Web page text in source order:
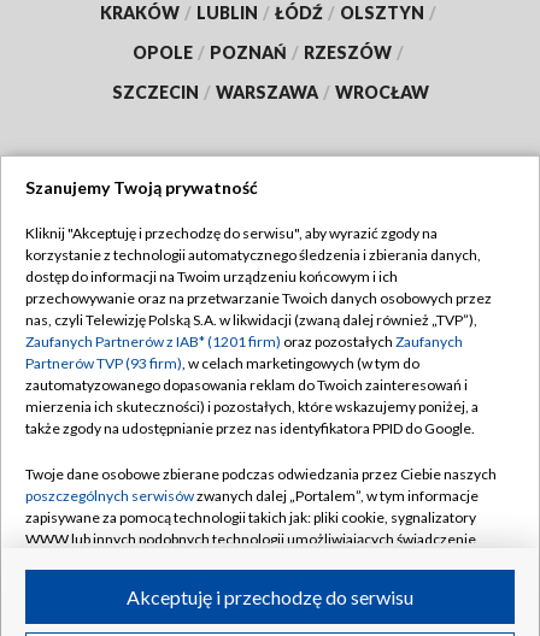
KRAKÓW / LUBLIN / ŁÓDŹ / OLSZTYN /
OPOLE / POZNAŃ / RZESZÓW /
SZCZECIN / WARSZAWA / WROCŁAW
TVP
Abonament TVP
Emisja w TVP
Centrum informacji TVP
Naziemna Telewizja Cyfrowa
Rada Programowa
System NOS
Informacje o nadawcy
Program dla prasy
Regulamin TVP
Polityka prywatności
Moje zgody
Pomoc
Kontakt
Kanały
Szanujemy Twoją prywatność
Kliknij "Akceptuję i przechodzę do serwisu", aby wyrazić zgody na
korzystanie z technologii automatycznego śledzenia i zbierania danych,
dostęp do informacji na Twoim urządzeniu końcowym i ich
przechowywanie oraz na przetwarzanie Twoich danych osobowych przez
nas, czyli Telewizję Polską S.A. w likwidacji (zwaną dalej również „TVP”),
Zaufanych Partnerów z IAB* (1201 firm) oraz pozostałych Zaufanych
Partnerów TVP (93 firm), w celach marketingowych (w tym do
zautomatyzowanego dopasowania reklam do Twoich zainteresowań i
mierzenia ich skuteczności) i pozostałych, które wskazujemy poniżej, a
także zgody na udostępnianie przez nas identyfikatora PPID do Google.
Twoje dane osobowe zbierane podczas odwiedzania przez Ciebie naszych
poszczególnych serwisówzwanych dalej „Portalem”, w tym informacje
zapisywane za pomocą technologii takich jak: pliki cookie, sygnalizatory
WWW lub innych podobnych technologii umożliwiających świadczenie
ruchu w Internecie.Akceptuję i przechodzę do serwisu